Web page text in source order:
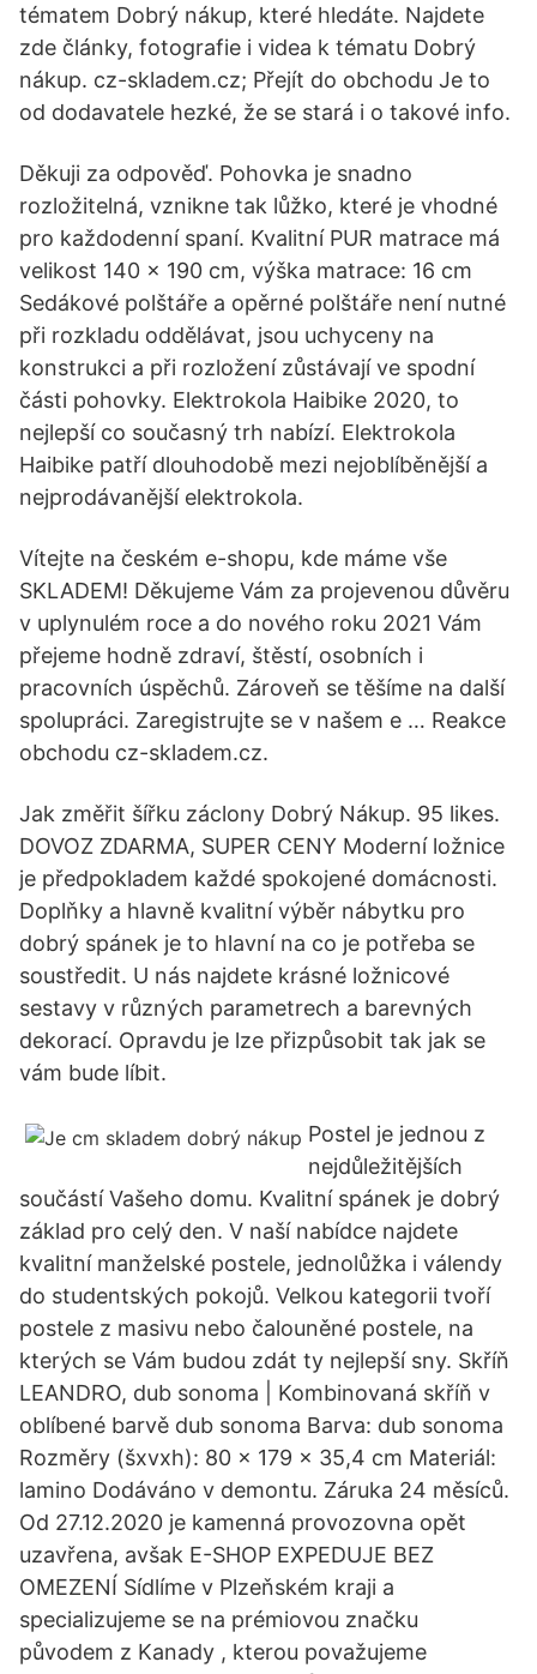
tématem Dobrý nákup, které hledáte. Najdete
zde články, fotografie i videa k tématu Dobrý
nákup. cz-skladem.cz; Přejít do obchodu Je to
od dodavatele hezké, že se stará i o takové info.
Děkuji za odpověď. Pohovka je snadno
rozložitelná, vznikne tak lůžko, které je vhodné
pro každodenní spaní. Kvalitní PUR matrace má
velikost 140 x 190 cm, výška matrace: 16 cm
Sedákové polštáře a opěrné polštáře není nutné
při rozkladu oddělávat, jsou uchyceny na
konstrukci a při rozložení zůstávají ve spodní
části pohovky. Elektrokola Haibike 2020, to
nejlepší co současný trh nabízí. Elektrokola
Haibike patří dlouhodobě mezi nejoblíběnější a
nejprodávanější elektrokola.
Vítejte na českém e-shopu, kde máme vše
SKLADEM! Děkujeme Vám za projevenou důvěru
v uplynulém roce a do nového roku 2021 Vám
přejeme hodně zdraví, štěstí, osobních i
pracovních úspěchů. Zároveň se těšíme na další
spolupráci. Zaregistrujte se v našem e … Reakce
obchodu cz-skladem.cz.
Jak změřit šířku záclony Dobrý Nákup. 95 likes.
DOVOZ ZDARMA, SUPER CENY Moderní ložnice
je předpokladem každé spokojené domácnosti.
Doplňky a hlavně kvalitní výběr nábytku pro
dobrý spánek je to hlavní na co je potřeba se
soustředit. U nás najdete krásné ložnicové
sestavy v různých parametrech a barevných
dekorací. Opravdu je lze přizpůsobit tak jak se
vám bude líbit.
Postel je jednou z
nejdůležitějších
součástí Vašeho domu. Kvalitní spánek je dobrý
základ pro celý den. V naší nabídce najdete
kvalitní manželské postele, jednolůžka i válendy
do studentských pokojů. Velkou kategorii tvoří
postele z masivu nebo čalouněné postele, na
kterých se Vám budou zdát ty nejlepší sny. Skříň
LEANDRO, dub sonoma | Kombinovaná skříň v
oblíbené barvě dub sonoma Barva: dub sonoma
Rozměry (šxvxh): 80 x 179 x 35,4 cm Materiál:
lamino Dodáváno v demontu. Záruka 24 měsíců.
Od 27.12.2020 je kamenná provozovna opět
uzavřena, avšak E-SHOP EXPEDUJE BEZ
OMEZENÍ Sídlíme v Plzeňském kraji a
specializujeme se na prémiovou značku
původem z Kanady , kterou považujeme